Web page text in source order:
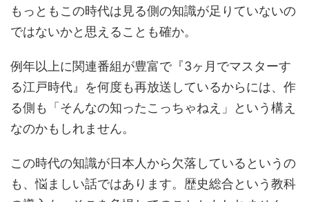
もっともこの時代は見る側の知識が足りていないの
ではないかと思えることも確か。
例年以上に関連番組が豊富で『3ヶ月でマスターす
る江戸時代』を何度も再放送しているからには、作
る側も「そんなの知ったこっちゃねえ」という構え
なのかもしれません。
この時代の知識が日本人から欠落しているというの
も、悩ましい話ではあります。歴史総合という教科